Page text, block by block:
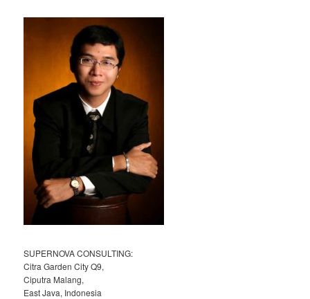
SUPERNOVA CONSULTING:
Citra Garden City Q9,
Ciputra Malang,
East Java, Indonesia